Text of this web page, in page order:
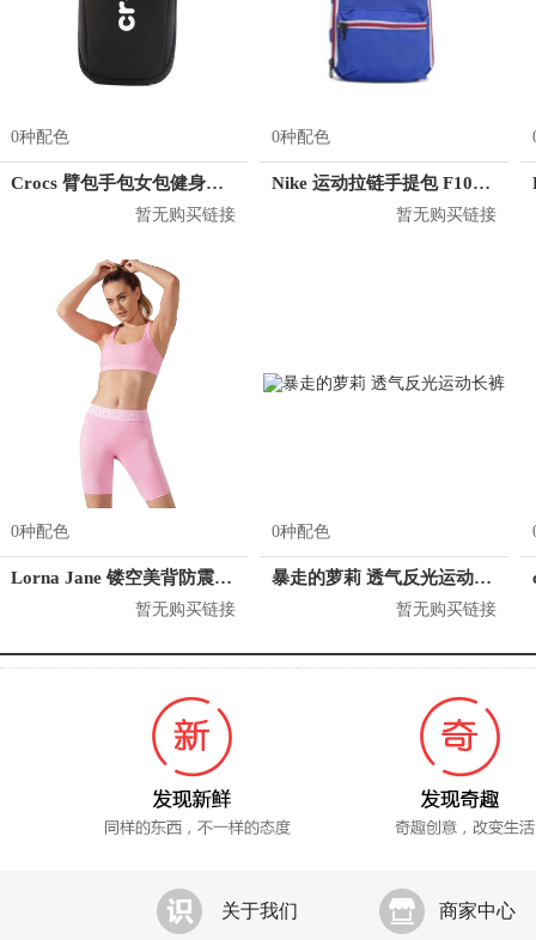
0种配色
Crocs 臂包手包女包健身包小包 CE31K181009
暂无购买链接
0种配色
Nike 运动拉链手提包 F1086R
暂无购买链接
0种配色
Lorna Jane 镂空美背防震运动内衣 121942
暂无购买链接
0种配色
暴走的萝莉 透气反光运动长裤
暂无购买链接
关于我们 商家中心